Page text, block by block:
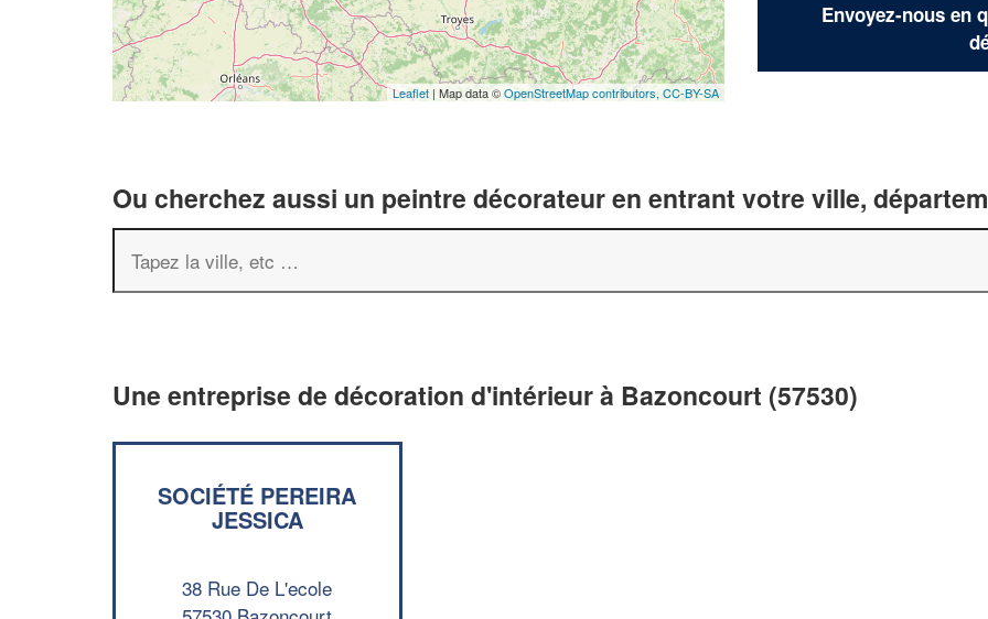
Leaflet | Map data ©OpenStreetMap contributors, CC-BY-SA
Envoyez-nous en
Ou cherchez aussi un peintre décorateur en entrant votre ville,
Une entreprise de décoration d'intérieur à Bazoncourt (57530)
SOCIÉTÉ PEREIRA
JESSICA
38 Rue De L'ecole